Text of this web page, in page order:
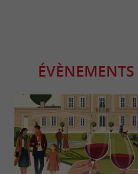
ÉVÈNEMENTS